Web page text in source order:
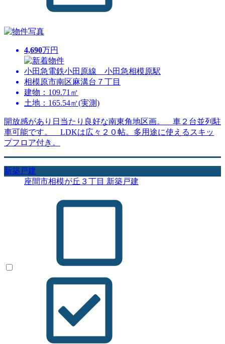
4,690万円
小田急電鉄小田原線 小田急相模原駅
相模原市南区麻溝台７丁目
建物：109.71㎡
土地：165.54㎡(実測)
開放感があり日当たり良好な南東角地区画。 車２台並列駐
車可能です。 LDKは広々２０帖。多用途に使えるスキッ
プフロア付き。
新築戸建
座間市相模が丘３丁目 新築戸建